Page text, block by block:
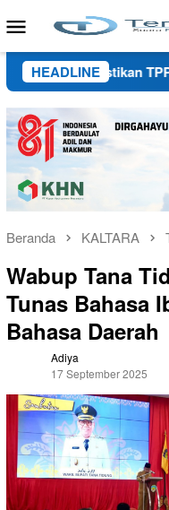
ke
Menu
Mobile
HEADLINE
Pastikan TPP ASN
Beranda KALTARA
Wabup Tana
Tunas Bahasa
Bahasa Daerah
Adiya
17 September 2025